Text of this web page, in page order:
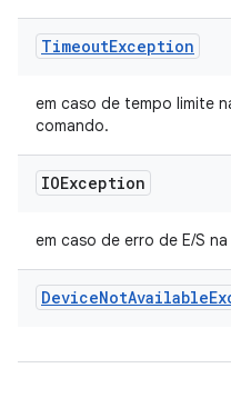
TimeoutException
em caso de tempo limite
comando.
IOException
em caso de erro de E/S
DeviceNotAvailable